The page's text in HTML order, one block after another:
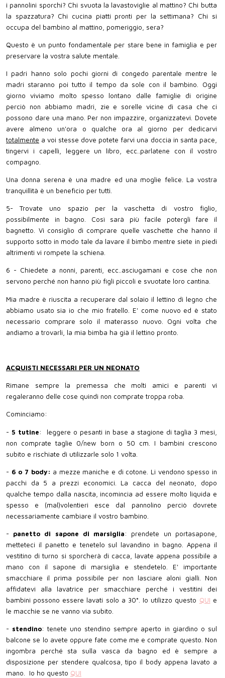
i pannolini sporchi? Chi svuota la lavastoviglie al mattino? Chi butta
la spazzatura? Chi cucina piatti pronti per la settimana? Chi si
occupa del bambino al mattino, pomeriggio, sera?
Questo è un punto fondamentale per stare bene in famiglia e per
preservare la vostra salute mentale.
I padri hanno solo pochi giorni di congedo parentale mentre le
madri staranno poi tutto il tempo da sole con il bambino. Oggi
giorno viviamo molto spesso lontano dalle famiglie di origine
perciò non abbiamo madri, zie e sorelle vicine di casa che ci
possono dare una mano. Per non impazzire, organizzatevi. Dovete
avere almeno un'ora o qualche ora al giorno per dedicarvi
totalmente a voi stesse dove potete farvi una doccia in santa pace,
tingervi i capelli, leggere un libro, ecc..parlatene con il vostro
compagno.
Una donna serena è una madre ed una moglie felice. La vostra
tranquillità è un beneficio per tutti.
5- Trovate uno spazio per la vaschetta di vostro figlio,
possibilmente in bagno. Così sarà più facile potergli fare il
bagnetto. Vi consiglio di comprare quelle vaschette che hanno il
supporto sotto in modo tale da lavare il bimbo mentre siete in piedi
altrimenti vi rompete la schiena.
6 - Chiedete a nonni, parenti, ecc..asciugamani e cose che non
servono perché non hanno più figli piccoli e svuotate loro cantina.
Mia madre è riuscita a recuperare dal solaio il lettino di legno che
abbiamo usato sia io che mio fratello. E' come nuovo ed è stato
necessario comprare solo il materasso nuovo. Ogni volta che
andiamo a trovarli, la mia bimba ha già il lettino pronto.
ACQUISTI NECESSARI PER UN NEONATO
Rimane sempre la premessa che molti amici e parenti vi
regaleranno delle cose quindi non comprate troppa roba.
Cominciamo:
- 5 tutine: leggere o pesanti in base a stagione di taglia 3 mesi,
non comprate taglie 0/new born o 50 cm. I bambini crescono
subito e rischiate di utilizzarle solo 1 volta.
- 6 o 7 body: a mezze maniche e di cotone. Li vendono spesso in
pacchi da 5 a prezzi economici. La cacca del neonato, dopo
qualche tempo dalla nascita, incomincia ad essere molto liquida e
spesso e (mal)volentieri esce dal pannolino perciò dovrete
necessariamente cambiare il vostro bambino.
- panetto di sapone di marsiglia: prendete un portasapone,
metteteci il panetto e tenetelo sul lavandino in bagno. Appena il
vestitino di turno si sporcherà di cacca, lavate appena possibile a
mano con il sapone di marsiglia e stendetelo. E' importante
smacchiare il prima possibile per non lasciare aloni gialli. Non
affidatevi alla lavatrice per smacchiare perché i vestitini dei
bambini possono essere lavati solo a 30°. Io utilizzo questo QUI e
le macchie se ne vanno via subito.
- stendino: tenete uno stendino sempre aperto in giardino o sul
balcone se lo avete oppure fate come me e comprate questo. Non
ingombra perché sta sulla vasca da bagno ed è sempre a
disposizione per stendere qualcosa, tipo il body appena lavato a
mano. Io ho questo QUI